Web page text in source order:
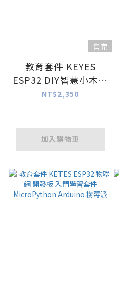
售完
教育套件 KEYES
ESP32 DIY智慧小木屋
物聯網 Python 防呆
NT$2,350
加入購物車